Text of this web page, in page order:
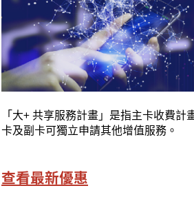
「大+共享服務計畫」是指主卡收費計
卡及副卡可獨立申請其他增值服務。
查看最新優惠